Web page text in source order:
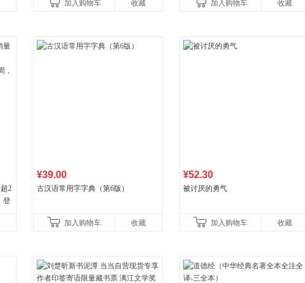
加入购物车 收藏
加入购物车
收藏
2
登
¥39.00
古汉语常用字字典（第6版）
加入购物车 收藏
¥52.30
被讨厌的勇气
加入购物车 收藏